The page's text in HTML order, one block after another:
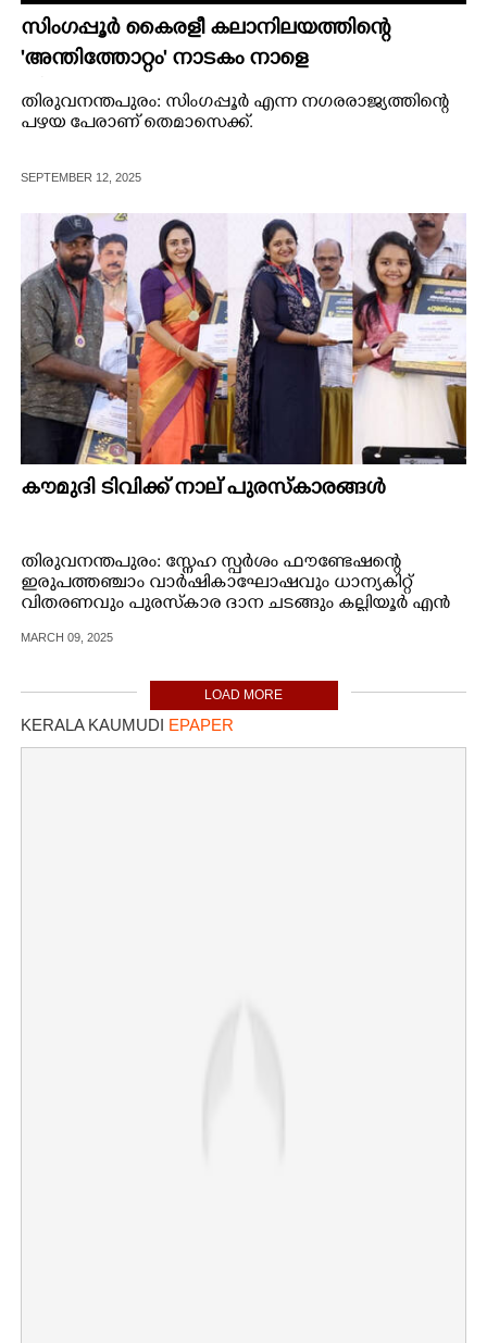
സിംഗപ്പൂർ കൈരളീ കലാനിലയത്തിന്റെ
'അന്തിത്തോറ്റം' നാടകം നാളെ
തിരുവനന്തപുരത്ത്
തിരുവനന്തപുരം: സിംഗപ്പൂർ എന്ന നഗരരാജ്യത്തിന്റെ
പഴയ പേരാണ് തെമാസെക്ക്.
SEPTEMBER 12, 2025
കൗമുദി ടിവിക്ക് നാല് പുരസ്കാരങ്ങൾ
തിരുവനന്തപുരം: സ്നേഹ സ്പർശം ഫൗണ്ടേഷന്റെ
ഇരുപത്തഞ്ചാം വാർഷികാഘോഷവും ധാന്യകിറ്റ്
വിതരണവും പുരസ്കാര ദാന ചടങ്ങും കല്ലിയൂർ എൻ
MARCH 09, 2025
LOAD MORE
KERALA KAUMUDI EPAPER